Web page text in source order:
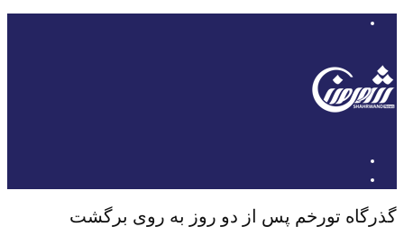
گذرگاه تورخم پس از دو روز به روی برگشت